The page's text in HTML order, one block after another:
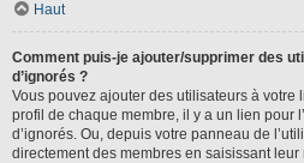
Haut
Comment puis-je ajouter/supprimer des
d’ignorés ?
Vous pouvez ajouter des utilisateurs à votre
profil de chaque membre, il y a un lien pour
d’ignorés. Ou, depuis votre panneau de
directement des membres en saisissant leur